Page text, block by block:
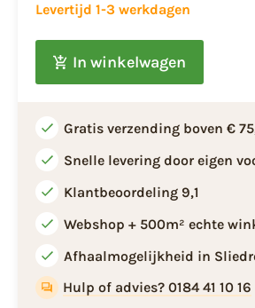
Levertijd 1-3 werkdagen
In winkelwagen
Gratis verzending boven €
Snelle levering door eigen
Klantbeoordeling 9,1
Webshop + 500m² echte
Afhaalmogelijkheid in
Hulp of advies? 0184 41 10 16